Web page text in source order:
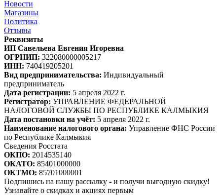
Новости
Магазины
Политика
Отзывы
Реквизиты
ИП Савельева Евгения Игоревна
ОГРНИП: 322080000005217
ИНН: 740419205201
Вид предпринимательства: Индивидуальный
предприниматель
Дата регистрации: 5 апреля 2022 г.
Регистратор: УПРАВЛЕНИЕ ФЕДЕРАЛЬНОЙ
НАЛОГОВОЙ СЛУЖБЫ ПО РЕСПУБЛИКЕ КАЛМЫКИЯ
Дата постановки на учёт: 5 апреля 2022 г.
Наименование налогового органа: Управление ФНС России
по Республике Калмыкия
Сведения Росстата
ОКПО: 2014535140
ОКАТО: 85401000000
ОКТМО: 85701000001
Подпишись на нашу рассылку - и получи выгодную скидку!
Узнавайте о скидках и акциях первым